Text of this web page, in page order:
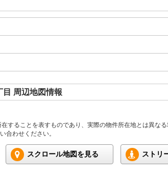
周辺地図情報
することを表すものであり、実際の物件所在地とは異なる
合わせください。
スクロール地図を見る ストリ